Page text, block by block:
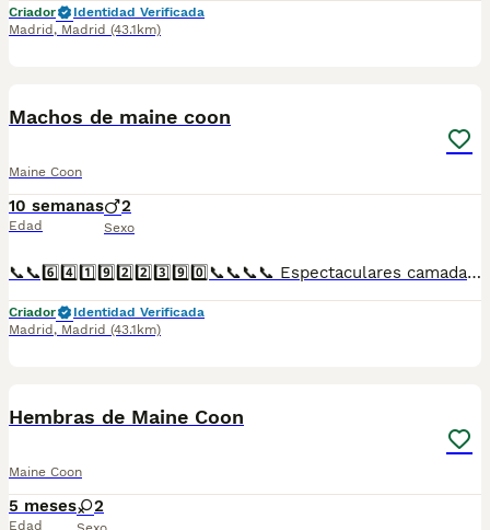
Criador
Identidad Verificada
Madrid , Madrid (43.1km)
Machos de maine coon
Maine Coon
10 semanas
Edad
2
Sexo
📞📞6️⃣4️⃣1️⃣9️⃣2️⃣2️⃣3️⃣9️⃣0️⃣📞📞📞📞 Espectaculares camadas de perritos de machos y hembras de msine coon annacionales descendientes de las mejores líneas de sangre. Disponibles tanto hembras como machos. Las camadas están bajo supervisión veterinaria desde su nacimiento hasta que son entregadas a su nueva familia. Criados por un equipo de profesionales y mejores personas que, con más de 20 años de experiencia , cuidan a los animales por vocación, aplicando una cría ética y responsable para que cada cachorro se desarrolle con la mejor salud y con un buen temperamento. Todos los cachorritos se entregan con unos dos meses y medio de edad y sus vacunas correspondientes, desparasitados interna y externamente, con certificado de salud, y garantía tanto por enfermedad vírica como congénito genética. Posibilidad de entregar en toda España mediante transporte propio preparado para animales y con chofer privado. Los precios pueden variar según las características y morfología de cada cachorro. Añádenos al whats app o llámanos, y encantados atenderemos todas tus dudas y consultas. Teléfono / Whats app: 641 92 23 90
Criador
Identidad Verificada
Madrid , Madrid (43.1km)
Hembras de Maine Coon
Maine Coon
5 meses
Edad
2